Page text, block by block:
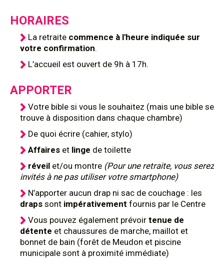
HORAIRES
La retraite commence à l'heure indiquée sur
votre confirmation.
L’accueil est ouvert de 9h à 17h.
APPORTER
Votre bible si vous le souhaitez (mais une bible se
trouve à disposition dans chaque chambre)
De quoi écrire (cahier, stylo)
Affaires et linge de toilette
réveil et/ou montre (Pour une retraite, vous serez
invités à ne pas utiliser votre smartphone)
N’apporter aucun drap ni sac de couchage : les
draps sont impérativement fournis par le Centre
Vous pouvez également prévoir tenue de
détente et chaussures de marche, maillot et
bonnet de bain (forêt de Meudon et piscine
municipale sont à proximité immédiate)